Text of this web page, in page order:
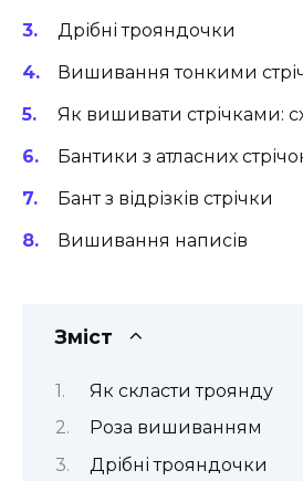
Дрібні трояндочки
Вишивання тонкими
Як вишивати стрічками:
Бантики з атласних
Бант з відрізків стрічки
Вишивання написів
Зміст
Як скласти троянду
Роза вишиванням
Дрібні трояндочки